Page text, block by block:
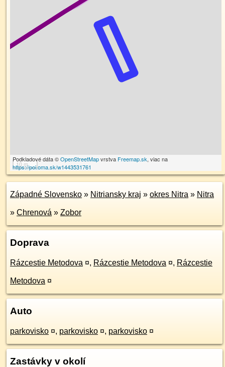
10 m
Podkladové dáta ©OpenStreetMapvrstva Freemap.sk, viac na
https://poi.oma.sk/w1443531761
Západné Slovensko » Nitriansky kraj » okres Nitra » Nitra
» Chrenová » Zobor
Doprava
Rázcestie Metodova ¤, Rázcestie Metodova ¤, Rázcestie
Metodova ¤
Auto
parkovisko ¤, parkovisko ¤, parkovisko ¤
Zastávky v okolí